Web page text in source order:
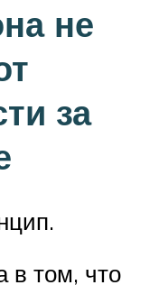
не
за
в том, что